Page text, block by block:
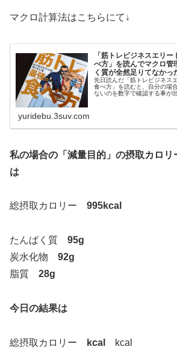
マクロ計算法はこちらにて↓
「筋トレビジネスエリ
べ方」を読んでマクロ管
く質が全然足りてなかっ
先日読んだ「筋トレビジネス
食べ方」を読むと、自分の場
ないのを数字で確認する事が
yuridebu.3suv.com
私の場合の「減量目的」の摂取カロリ
は
総摂取カロリー 995kcal
たんぱく質 95g
炭水化物 92g
脂質 28g
今日の結果は
総摂取カロリー kcal kcal